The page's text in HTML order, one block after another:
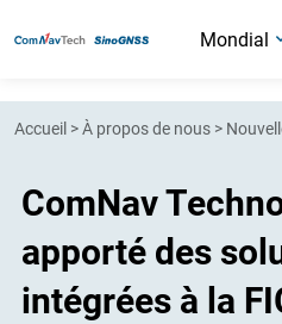
Mondial
Accueil >À propos de nous >
ComNav
apporté des
intégrées à la